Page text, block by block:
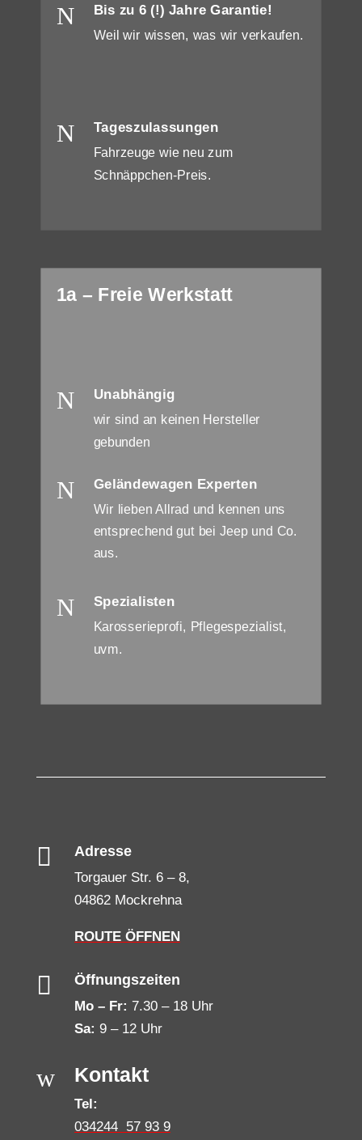
N Bis zu 6 (!) Jahre Garantie!
Weil wir wissen, was wir verkaufen.
N Tageszulassungen
Fahrzeuge wie neu zum
Schnäppchen-Preis.
1a – Freie Werkstatt
N Unabhängig
wir sind an keinen Hersteller
gebunden
N Geländewagen Experten
Wir lieben Allrad und kennen uns
entsprechend gut bei Jeep und Co.
aus.
N Spezialisten
Karosserieprofi, Pflegespezialist,
uvm.
 Adresse
Torgauer Str. 6 – 8,
04862 Mockrehna
ROUTE ÖFFNEN
 Öffnungszeiten
Mo – Fr: 7.30 – 18 Uhr
Sa: 9 – 12 Uhr
w Kontakt
Tel:
034244 57 93 9